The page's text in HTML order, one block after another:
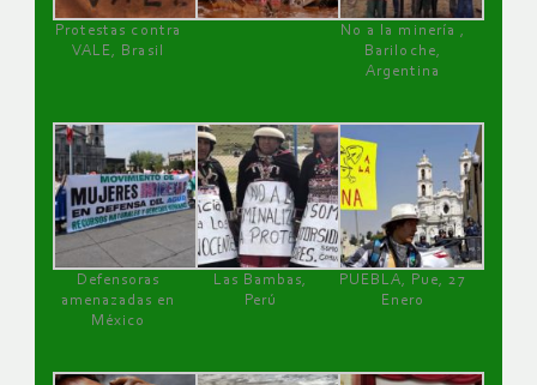
Protestas contra
VALE, Brasil
No a la minería ,
Bariloche,
Argentina
Defensoras
amenazadas en
México
Las Bambas,
Perú
PUEBLA, Pue, 27
Enero